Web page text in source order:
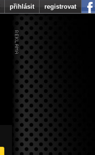
přihlásit registrovat